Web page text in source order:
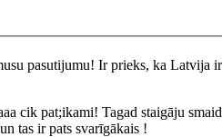
pasutijumu! Ir prieks, ka Latvija
cik pat;ikami! Tagad staigāju
tas ir pats svarīgākais !